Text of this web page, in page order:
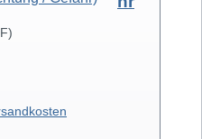
und optischen